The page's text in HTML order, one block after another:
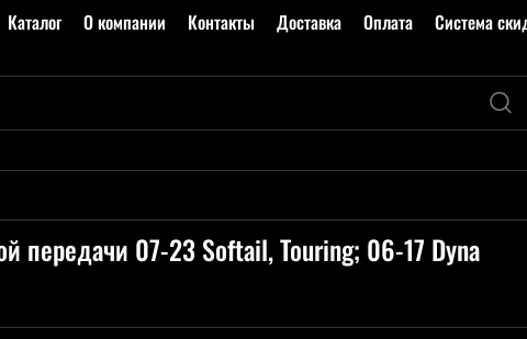
Каталог О компании Контакты Доставка Оплата Система
передачи 07-23 Softail, Touring; 06-17 Dyna